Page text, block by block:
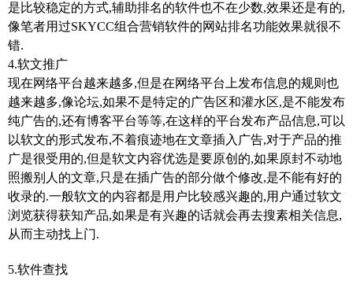
是比较稳定的方式,辅助排名的软件也不在少数,效果还是有的,
像笔者用过SKYCC组合营销软件的网站排名功能效果就很不
错.
4.软文推广
现在网络平台越来越多,但是在网络平台上发布信息的规则也
越来越多,像论坛,如果不是特定的广告区和灌水区,是不能发布
纯广告的,还有博客平台等等,在这样的平台发布产品信息,可以
以软文的形式发布,不着痕迹地在文章插入广告,对于产品的推
广是很受用的,但是软文内容优选是要原创的,如果原封不动地
照搬别人的文章,只是在插广告的部分做个修改,是不能有好的
收录的.一般软文的内容都是用户比较感兴趣的,用户通过软文
浏览获得获知产品,如果是有兴趣的话就会再去搜素相关信息,
从而主动找上门.
5.软件查找